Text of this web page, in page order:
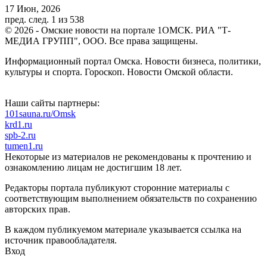
17 Июн, 2026
пред. след. 1 из 538
© 2026 - Омские новости на портале 1ОМСК. РИА "Т-
МЕДИА ГРУПП", ООО. Все права защищены.
Информационный портал Омска. Новости бизнеса, политики,
культуры и спорта. Гороскоп. Новости Омской области.
Наши сайты партнеры:
101sauna.ru/Omsk
krd1.ru
spb-2.ru
tumen1.ru
Некоторые из материалов не рекомендованы к прочтению и
ознакомлению лицам не достигшим 18 лет.
Редакторы портала публикуют сторонние материалы с
соответствующим выполнением обязательств по сохранению
авторских прав.
В каждом публикуемом материале указывается ссылка на
источник правообладателя.
Вход